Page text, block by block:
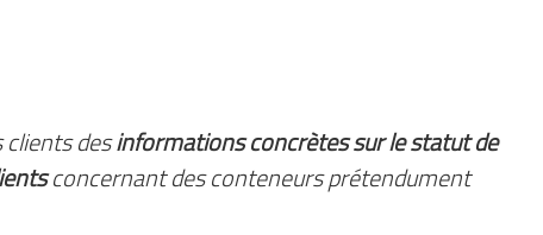
clients desinformations concrètes sur le statut de
concernant des conteneurs prétendument